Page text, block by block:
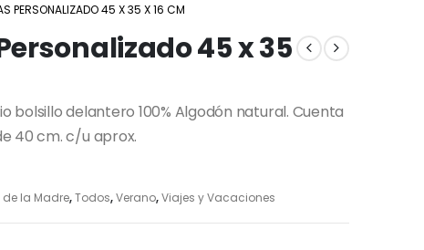
PERSONALIZADO 45 X 35 X 16 CM
45 x 35
bolsillo delantero 100% Algodón natural. Cuenta
40 cm. c/u aprox.
de la Madre,Todos,Verano,Viajes y Vacaciones